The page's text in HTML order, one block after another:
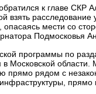
к главе СКР
взять расследование
опасаясь мести со
Подмосковья
программы по
Московской области.
прямо рядом с
прямо